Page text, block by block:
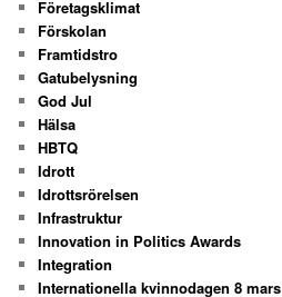
Företagsklimat
Förskolan
Framtidstro
Gatubelysning
God Jul
Hälsa
HBTQ
Idrott
Idrottsrörelsen
Infrastruktur
Innovation in Politics Awards
Integration
Internationella kvinnodagen 8 mars